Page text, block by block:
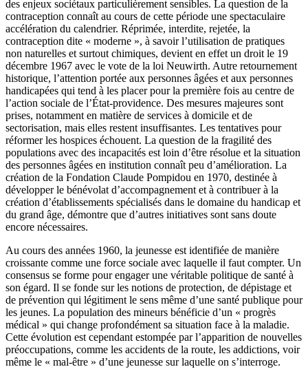
des enjeux sociétaux particulièrement sensibles. La question de la
contraception connaît au cours de cette période une spectaculaire
accélération du calendrier. Réprimée, interdite, rejetée, la
contraception dite « moderne », à savoir l’utilisation de pratiques
non naturelles et surtout chimiques, devient en effet un droit le 19
décembre 1967 avec le vote de la loi Neuwirth. Autre retournement
historique, l’attention portée aux personnes âgées et aux personnes
handicapées qui tend à les placer pour la première fois au centre de
l’action sociale de l’État-providence. Des mesures majeures sont
prises, notamment en matière de services à domicile et de
sectorisation, mais elles restent insuffisantes. Les tentatives pour
réformer les hospices échouent. La question de la fragilité des
populations avec des incapacités est loin d’être résolue et la situation
des personnes âgées en institution connaît peu d’amélioration. La
création de la Fondation Claude Pompidou en 1970, destinée à
développer le bénévolat d’accompagnement et à contribuer à la
création d’établissements spécialisés dans le domaine du handicap et
du grand âge, démontre que d’autres initiatives sont sans doute
encore nécessaires.
Au cours des années 1960, la jeunesse est identifiée de manière
croissante comme une force sociale avec laquelle il faut compter. Un
consensus se forme pour engager une véritable politique de santé à
son égard. Il se fonde sur les notions de protection, de dépistage et
de prévention qui légitiment le sens même d’une santé publique pour
les jeunes. La population des mineurs bénéficie d’un « progrès
médical » qui change profondément sa situation face à la maladie.
Cette évolution est cependant estompée par l’apparition de nouvelles
préoccupations, comme les accidents de la route, les addictions, voir
même le « mal-être » d’une jeunesse sur laquelle on s’interroge.